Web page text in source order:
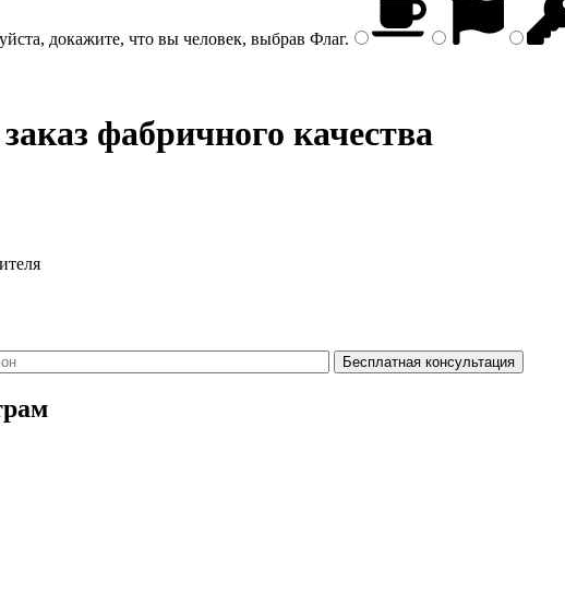
докажите, что вы человек, выбрав Флаг.
фабричного качества